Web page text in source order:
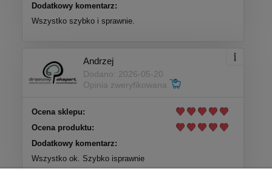
Dodatkowy komentarz:
Wszystko szybko i sprawnie.
Andrzej
Dodano: 2026-05-20
Opinia zweryfikowana
Ocena sklepu:
Ocena produktu:
Dodatkowy komentarz:
Wszystko ok. Szybko isprawnie